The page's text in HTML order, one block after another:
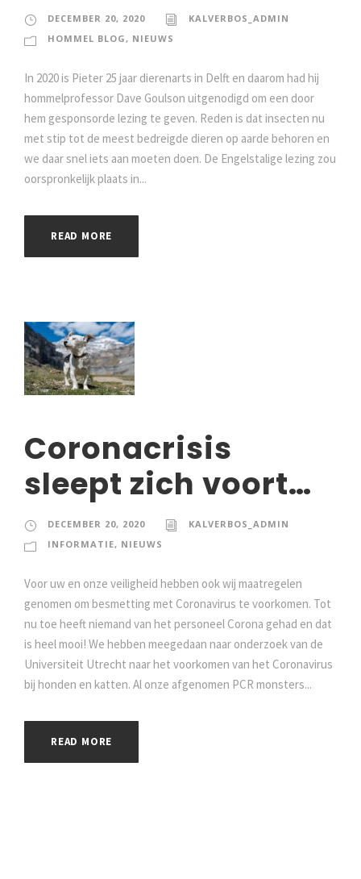
DECEMBER 20, 2020
KALVERBOS_ADMIN
HOMMEL BLOG, NIEUWS
In 2020 is Pieter 25 jaar dierenarts in Delft en daarom had hij
hommelprofessor Dave Goulson uitgenodigd om een door
hem gesponsorde lezing te geven. Reden is dat insecten nu
met stip tot de meest bedreigde dieren op aarde behoren en
we daar snel iets aan moeten doen. De Engelstalige lezing zou
oorspronkelijk plaats in...
READ MORE
Coronacrisis
sleept zich voort…
DECEMBER 20, 2020
KALVERBOS_ADMIN
INFORMATIE, NIEUWS
Voor uw en onze veiligheid hebben ook wij maatregelen
genomen om besmetting met Coronavirus te voorkomen. Tot
nu toe heeft niemand van het personeel Corona gehad en dat
is heel mooi! We hebben meegedaan naar onderzoek van de
Universiteit Utrecht naar het voorkomen van het Coronavirus
bij honden en katten. Al onze afgenomen PCR monsters...
READ MORE